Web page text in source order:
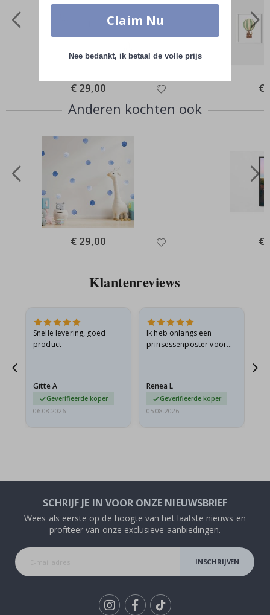
Special
Price
€ 29,00 €
Anderen kochten ook
Special
Price
€ 29,00 €
Klantenreviews
Snelle levering, goed
product
Gitte A
Geverifieerde koper
06.08.2026
Ik heb onlangs een
prinsessenposter voor
licht…
Renea L
Geverifieerde koper
05.08.2026
SCHRIJF JE IN VOOR ONZE NIEUWSBRIEF
Wees als eerste op de hoogte van het laatste nieuws en
profiteer van onze exclusieve aanbiedingen.
INSCHRIJVEN
Claim Nu
Nee bedankt, ik betaal de volle prijs